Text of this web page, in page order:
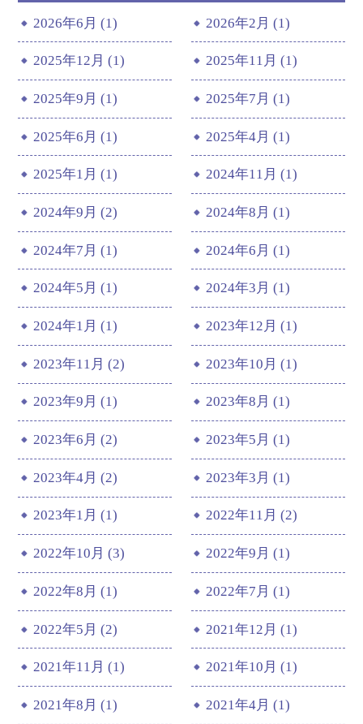
2026年6月 (1) 2026年2月 (1)
2025年12月 (1) 2025年11月 (1)
2025年9月 (1) 2025年7月 (1)
2025年6月 (1) 2025年4月 (1)
2025年1月 (1) 2024年11月 (1)
2024年9月 (2) 2024年8月 (1)
2024年7月 (1) 2024年6月 (1)
2024年5月 (1) 2024年3月 (1)
2024年1月 (1) 2023年12月 (1)
2023年11月 (2) 2023年10月 (1)
2023年9月 (1) 2023年8月 (1)
2023年6月 (2) 2023年5月 (1)
2023年4月 (2) 2023年3月 (1)
2023年1月 (1) 2022年11月 (2)
2022年10月 (3) 2022年9月 (1)
2022年8月 (1) 2022年7月 (1)
2022年5月 (2) 2021年12月 (1)
2021年11月 (1) 2021年10月 (1)
2021年8月 (1) 2021年4月 (1)